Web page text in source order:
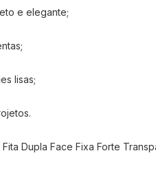
e elegante;
lisas;
Dupla Face Fixa Forte